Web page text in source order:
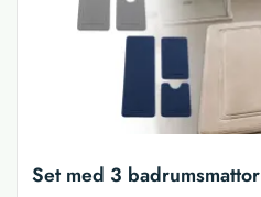
Set med 3 badrumsmattor